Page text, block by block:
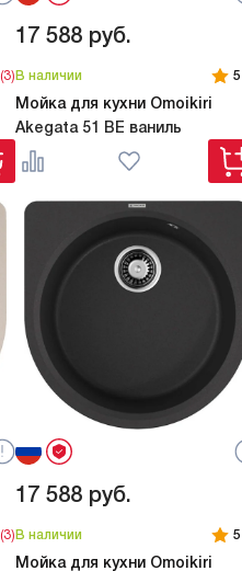
(3) В наличии 5
Мойка для кухни Omoikiri
Akegata 51 BE ваниль
17 588 руб.
(3)В наличии 5
Мойка для кухни Omoikiri
17 588 руб.